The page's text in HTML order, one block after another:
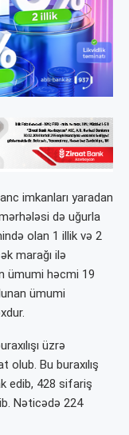
imkanları yaradan
də uğurla
olan 1 illik və 2
marağı ilə
ümumi həcmi 19
ümumi
üzrə
Bu buraxılış
edib, 428 sifariş
Nəticədə 224